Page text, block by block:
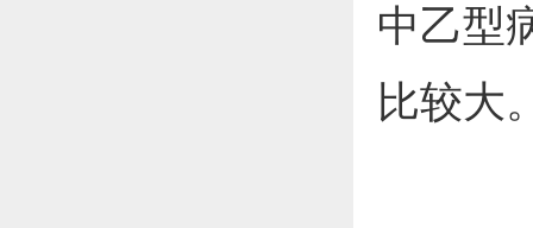
中乙型
比较大